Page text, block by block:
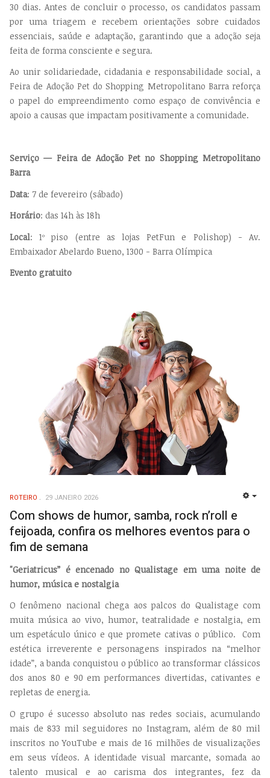
30 dias. Antes de concluir o processo, os candidatos passam
por uma triagem e recebem orientações sobre cuidados
essenciais, saúde e adaptação, garantindo que a adoção seja
feita de forma consciente e segura.
Ao unir solidariedade, cidadania e responsabilidade social, a
Feira de Adoção Pet do Shopping Metropolitano Barra reforça
o papel do empreendimento como espaço de convivência e
apoio a causas que impactam positivamente a comunidade.
Serviço — Feira de Adoção Pet no Shopping Metropolitano
Barra
Data: 7 de fevereiro (sábado)
Horário: das 14h às 18h
Local: 1º piso (entre as lojas PetFun e Polishop) - Av.
Embaixador Abelardo Bueno, 1300 - Barra Olímpica
Evento gratuito
ROTEIRO 29 JANEIRO 2026
Com shows de humor, samba, rock n’roll e
feijoada, confira os melhores eventos para o
fim de semana
"Geriatricus” é encenado no Qualistage em uma noite de
humor, música e nostalgia
O fenômeno nacional chega aos palcos do Qualistage com
muita música ao vivo, humor, teatralidade e nostalgia, em
um espetáculo único e que promete cativas o público. Com
estética irreverente e personagens inspirados na “melhor
idade”, a banda conquistou o público ao transformar clássicos
dos anos 80 e 90 em performances divertidas, cativantes e
repletas de energia.
O grupo é sucesso absoluto nas redes sociais, acumulando
mais de 833 mil seguidores no Instagram, além de 80 mil
inscritos no YouTube e mais de 16 milhões de visualizações
em seus vídeos. A identidade visual marcante, somada ao
talento musical e ao carisma dos integrantes, fez da